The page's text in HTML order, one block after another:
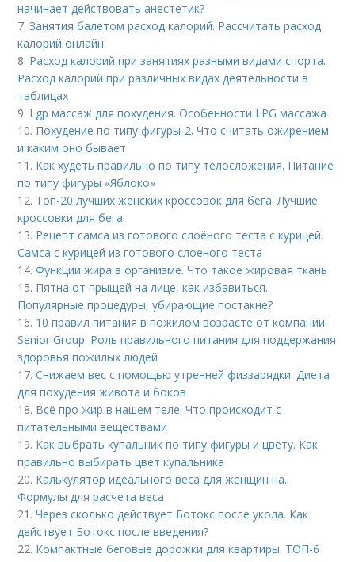
начинает действовать анестетик?
7.Занятия балетом расход калорий. Рассчитать расход
калорий онлайн
8. Расход калорий при занятиях разными видами спорта.
Расход калорий при различных видах деятельности в
таблицах
9. Lgp массаж для похудения. Особенности LPG массажа
10. Похудение по типу фигуры-2. Что считать ожирением
и каким оно бывает
11. Как худеть правильно по типу телосложения. Питание
по типу фигуры «Яблоко»
12. Топ-20 лучших женских кроссовок для бега. Лучшие
кроссовки для бега
13. Рецепт самса из готового слоёного теста с курицей.
Самса с курицей из готового слоеного теста
14.Функции жира в организме. Что такое жировая ткань
15. Пятна от прыщей на лице, как избавиться.
Популярные процедуры, убирающие постакне?
16. 10 правил питания в пожилом возрасте от компании
Senior Group. Роль правильного питания для поддержания
здоровья пожилых людей
17.Снижаем вес с помощью утренней физзарядки. Диета
для похудения живота и боков
18. Всё про жир в нашем теле. Что происходит с
питательными веществами
19. Как выбрать купальник по типу фигуры и цвету. Как
правильно выбирать цвет купальника
20. Калькулятор идеального веса для женщин на..
Формулы для расчета веса
21.Через сколько действует Ботокс после укола. Как
действует Ботокс после введения?
22. Компактные беговые дорожки для квартиры. ТОП-6